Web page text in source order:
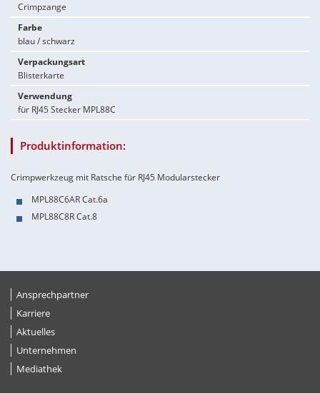
Crimpzange
Farbe
blau / schwarz
Verpackungsart
Blisterkarte
Verwendung
für RJ45 Stecker MPL88C
Produktinformation:
Crimpwerkzeug mit Ratsche für RJ45 Modularstecker
MPL88C6AR Cat.6a
MPL88C8R Cat.8
Ansprechpartner
Karriere
Aktuelles
Unternehmen
Mediathek